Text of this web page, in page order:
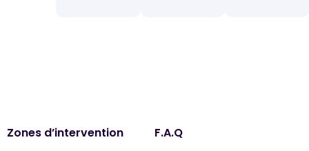
Zones d’intervention F.A.Q